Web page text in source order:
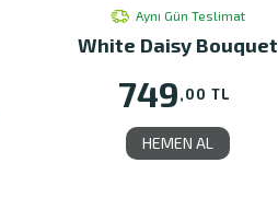
Aynı Gün Teslimat
White Daisy Bouquet
749,00 TL
HEMEN AL